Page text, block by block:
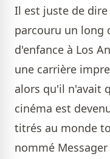
Il est juste de dire
parcouru un long
d'enfance à Los
une carrière
alors qu'il n'avait
cinéma est
titrés au monde
nommé